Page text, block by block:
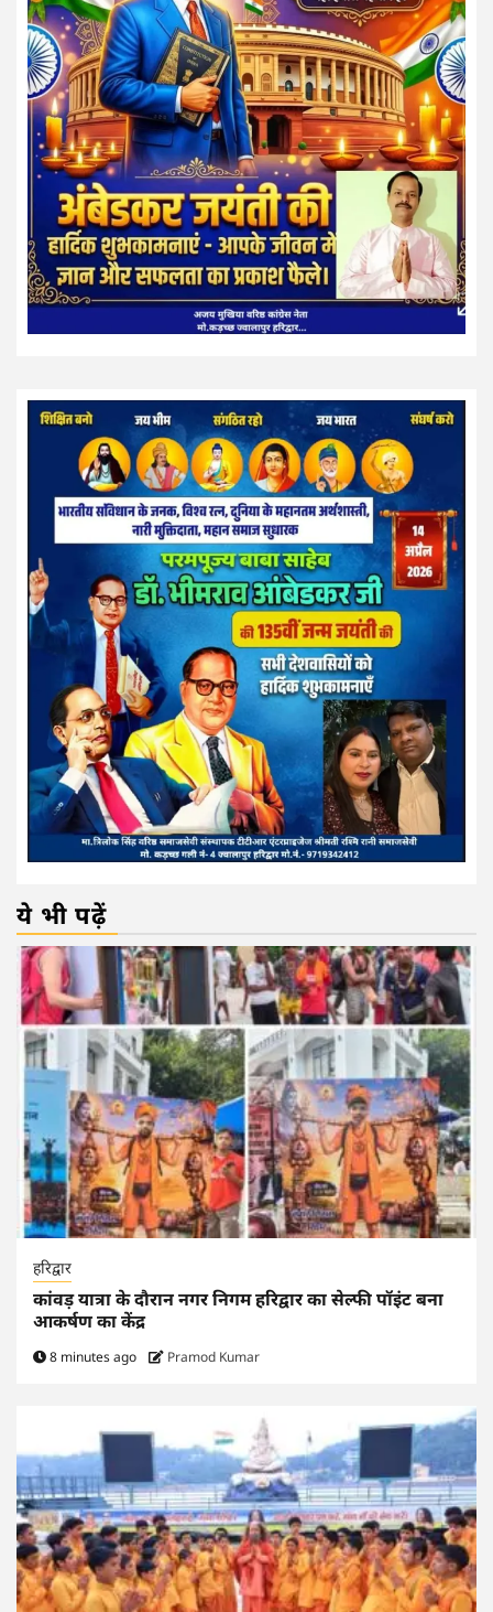
ये भी पढ़ें
हरिद्वार
कांवड़ यात्रा के दौरान नगर निगम हरिद्वार का सेल्फी पॉइंट बना
आकर्षण का केंद्र
8 minutes ago Pramod Kumar